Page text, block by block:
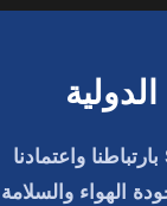
بارتباطنا واعتمادنا
الهواء والسلامة